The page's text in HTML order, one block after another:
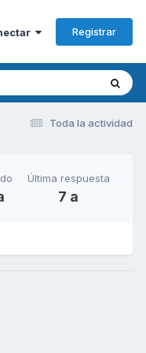
Registrar
Toda la actividad
Última respuesta
7 a